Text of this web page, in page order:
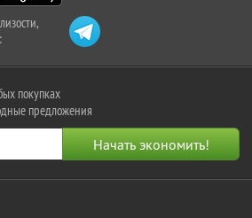
покупках
предложения